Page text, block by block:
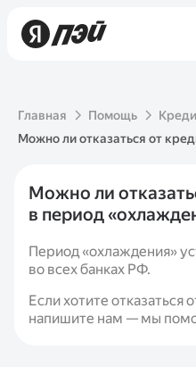
Главная Помощь
Можно ли отказаться от
Можно ли
в период
Период «охлаждения»
во всех банках РФ.
Если хотите отказаться
напишите нам — мы